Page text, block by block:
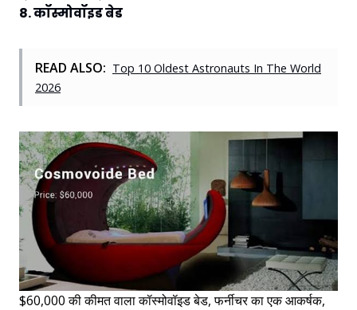
8. कॉस्मोवॉइड बेड
READ ALSO: Top 10 Oldest Astronauts In The World
2026
$60,000 की कीमत वाला कॉस्मोवॉइड बेड, फर्नीचर का एक आकर्षक,